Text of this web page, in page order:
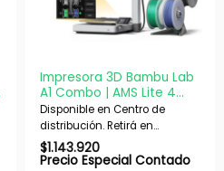
Impresora 3D Bambu Lab
A1 Combo | AMS Lite 4
colores | 256x256x256
mm | 500 mm
Disponible en Centro de
distribución. Retirá en
nuestras sucursales en 48 hs
hábiles. Si es con envío,
$1.143.920
Precio Especial Contado